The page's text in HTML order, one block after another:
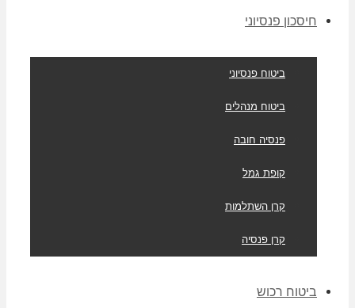
חיסכון פנסיוני
ביטוח פנסיוני
ביטוח מנהלים
פנסיה חובה
קופת גמל
קרן השתלמות
קרן פנסיה
ביטוח רכוש